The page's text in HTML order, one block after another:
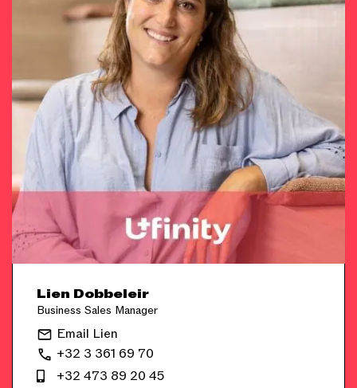
Lien Dobbeleir
Business Sales Manager
Email Lien
+32 3 361 69 70
+32 473 89 20 45